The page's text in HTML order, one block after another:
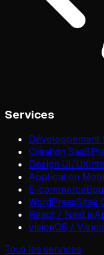
Services
Développement
Création SaaS
Design UI/UX
Application
E-commerce
WordPressSites
React / Next.js
visionOS /
Tous les services